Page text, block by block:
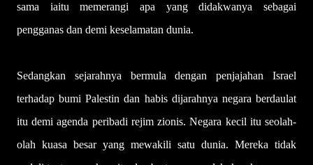
sama iaitu memerangi apa yang didakwanya sebagai
pengganas dan demi keselamatan dunia.
Sedangkan sejarahnya bermula dengan penjajahan Israel
terhadap bumi Palestin dan habis dijarahnya negara berdaulat
itu demi agenda peribadi rejim zionis. Negara kecil itu seolah-
olah kuasa besar yang mewakili satu dunia. Mereka tidak